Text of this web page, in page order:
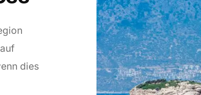
dies